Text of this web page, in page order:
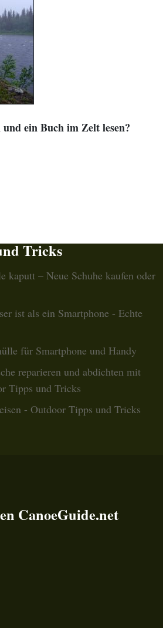
und ein Buch im Zelt lesen?
Tricks
kaputt – Neue Schuhe kaufen oder
ist als ein Smartphone - Echte
für Smartphone und Handy
reparieren und abdichten mit
Tipps und Tricks
- Outdoor Tipps und Tricks
CanoeGuide.net